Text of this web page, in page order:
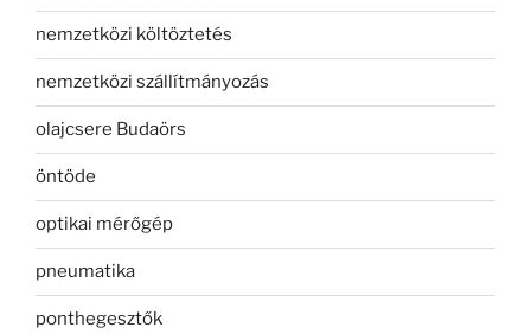
nemzetközi költöztetés
nemzetközi szállítmányozás
olajcsere Budaörs
öntöde
optikai mérőgép
pneumatika
ponthegesztők